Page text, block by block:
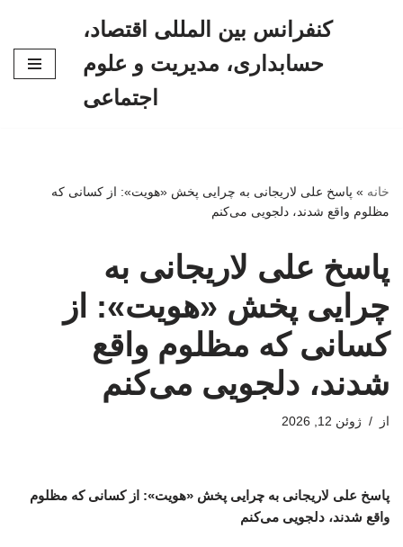
کنفرانس بین المللی اقتصاد،
حسابداری، مدیریت و علوم
اجتماعی
خانه » پاسخ علی لاریجانی به چرایی پخش «هویت»: از کسانی که
مظلوم واقع شدند، دلجویی می‌کنم
پاسخ علی لاریجانی به
چرایی پخش «هویت»: از
کسانی که مظلوم واقع
شدند، دلجویی می‌کنم
از ژوئن 12, 2026
پاسخ علی لاریجانی به چرایی پخش «هویت»: از کسانی که مظلوم
واقع شدند، دلجویی می‌کنم